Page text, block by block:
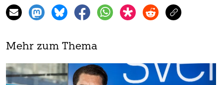
Mehr zum Thema